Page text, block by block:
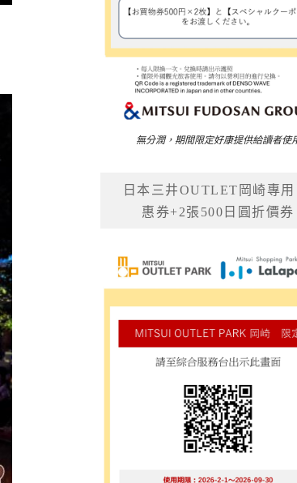
無分潤，期間限定好康提供給讀者使
日本三井OUTLET岡崎專用
惠券+2張500日圓折價券